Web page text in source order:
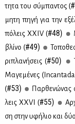
τη­τα του σύ­μπα­ντος (
μη­τη πη­γή για την
πό­λεις XXIV (#48)
βλί­νο (#49)
ρι­πλα­νή­σεις (#50)
Μα­γε­μέ­νες
(#53) Παρ­θε­νώ­νας
λεις ΧΧVI (#55)
ση στην υφή­λιο και